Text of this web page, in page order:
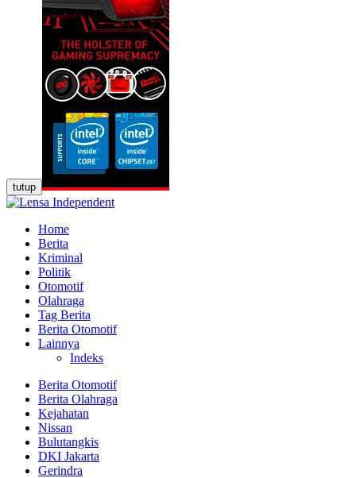
tutup
Home
Berita
Kriminal
Politik
Otomotif
Olahraga
Tag Berita
Berita Otomotif
Lainnya
Indeks
Berita Otomotif
Berita Olahraga
Kejahatan
Nissan
Bulutangkis
DKI Jakarta
Gerindra